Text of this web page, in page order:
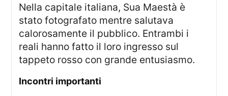
Nella capitale italiana, Sua Maestà è
stato fotografato mentre salutava
calorosamente il pubblico. Entrambi i
reali hanno fatto il loro ingresso sul
tappeto rosso con grande entusiasmo.
incontri importanti